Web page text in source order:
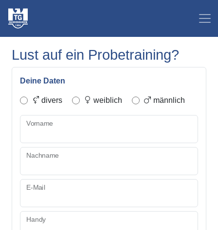
Lust auf ein Probetraining?
Deine Daten
divers weiblich männlich
Vorname
Nachname
E-Mail
Handy